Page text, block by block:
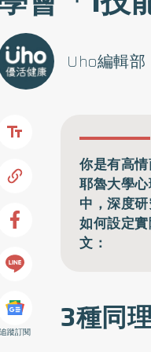
Uho編輯部
追蹤訂閱
你是有高
耶魯大學
中，深度
如何設定
文：
3種同